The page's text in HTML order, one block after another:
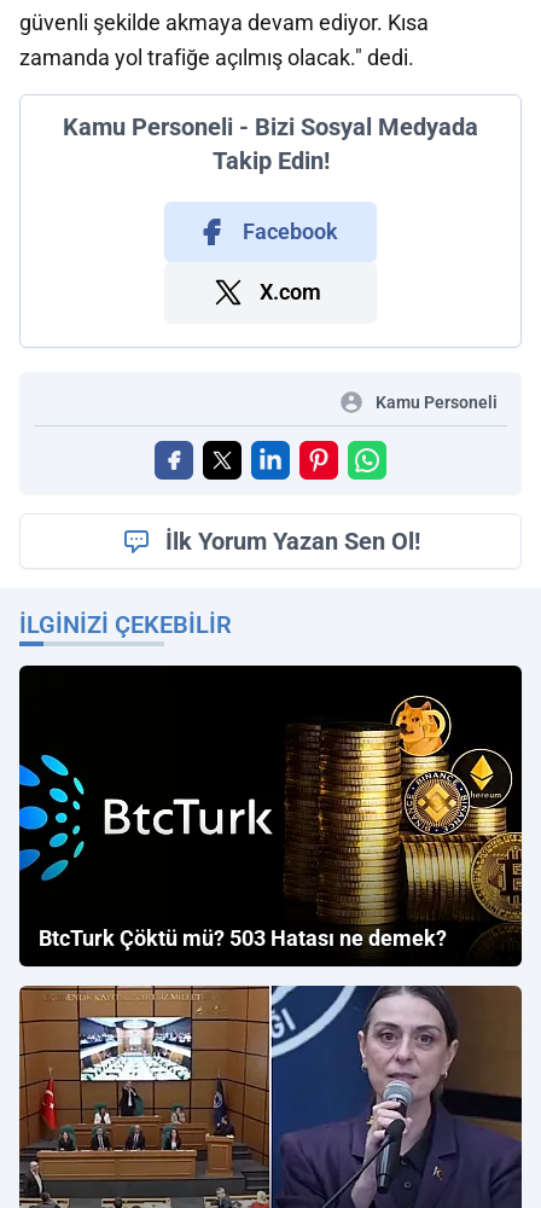
güvenli şekilde akmaya devam ediyor. Kısa
zamanda yol trafiğe açılmış olacak." dedi.
Kamu Personeli - Bizi Sosyal Medyada
Takip Edin!
Facebook
X.com
Kamu Personeli
İlk Yorum Yazan Sen Ol!
İLGINIZI ÇEKEBILIR
BtcTurk Çöktü mü? 503 Hatası ne demek?